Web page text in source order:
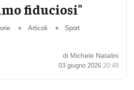
fiduciosi"
Articoli
Sport
di Michele Natalini
03 giugno 2026 20:49